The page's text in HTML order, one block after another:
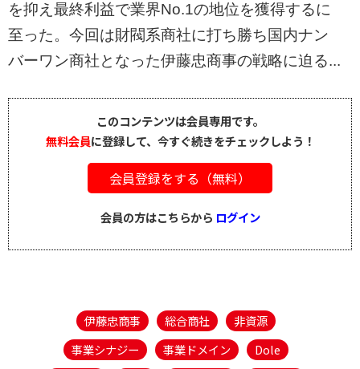
を抑え最終利益で業界No.1の地位を獲得するに
至った。今回は財閥系商社に打ち勝ち国内ナン
バーワン商社となった伊藤忠商事の戦略に迫る...
このコンテンツは会員専用です。
無料会員に登録して、今すぐ続きをチェックしよう！
会員登録をする（無料）
会員の方はこちらから ログイン
伊藤忠商事 総合商社
非資源
事業シナジー
事業ドメイン
Dole